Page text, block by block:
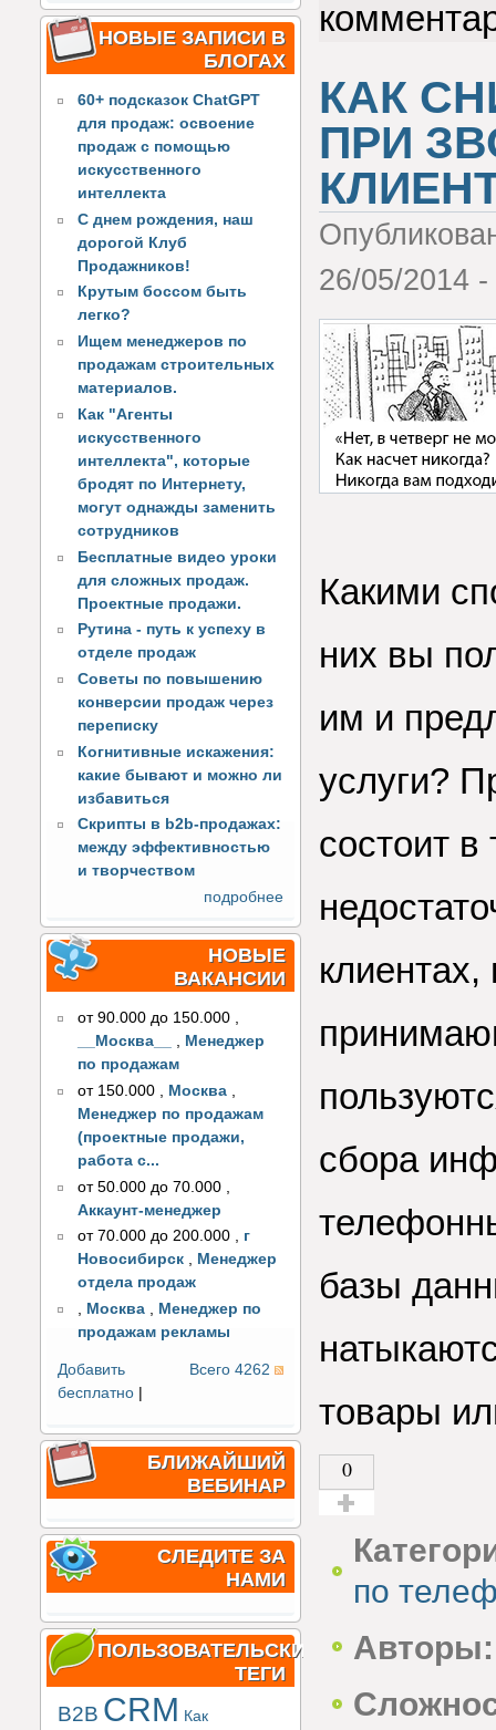
НОВЫЕ ЗАПИСИ В
БЛОГАХ
60+ подсказок ChatGPT
для продаж: освоение
продаж с помощью
искусственного
интеллекта
С днем рождения, наш
дорогой Клуб
Продажников!
Крутым боссом быть
легко?
Ищем менеджеров по
продажам строительных
материалов.
Как "Агенты
искусственного
интеллекта", которые
бродят по Интернету,
могут однажды заменить
сотрудников
Бесплатные видео уроки
для сложных продаж.
Проектные продажи.
Рутина - путь к успеху в
отделе продаж
Советы по повышению
конверсии продаж через
переписку
Когнитивные искажения:
какие бывают и можно ли
избавиться
Скрипты в b2b-продажах:
между эффективностью
и творчеством
подробнее
НОВЫЕ
ВАКАНСИИ
от 90.000 до 150.000 ,
__Москва__
, Менеджер
по продажам
от 150.000
Москва
Менеджер по продажам
(проектные продажи,
работа с...
от 50.000 до 70.000
Аккаунт-менеджер
от 70.000 до 200.000 , г
Новосибирск , Менеджер
отдела продаж
, Москва , Менеджер по
продажам рекламы
Всего 4262
Добавить
бесплатно
БЛИЖАЙШИЙ
ВЕБИНАР
СЛЕДИТЕ ЗА
НАМИ
ПОЛЬЗОВАТЕЛЬСКИЕ
ТЕГИ
B2B CRM Как
КАК
ПРИ
26/05/2014
Какими
них вы
им и
услуги?
состоит
сбора
базы
товары
0
по
Авторы: